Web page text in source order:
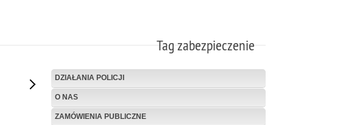
Tag zabezpieczenie
DZIAŁANIA POLICJI
O NAS
ZAMÓWIENIA PUBLICZNE